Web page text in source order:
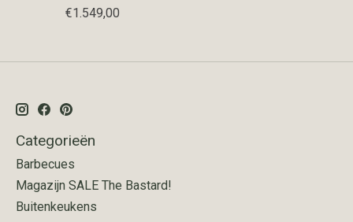
€1.549,00
Categorieën
Barbecues
Magazijn SALE The Bastard!
Buitenkeukens